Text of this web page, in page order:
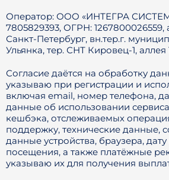
Оператор: ООО «ИНТЕГРА
7805829393, ОГРН: 1267800026559,
Санкт-Петербург, вн.тер.г.
Ульянка, тер. СНТ Кировец-1, аллея
Согласие даётся на обработку
указываю при регистрации и
включая email, номер телефона,
данные об использовании
кешбэка, отслеживаемых
поддержку, технические данные,
данные устройства, браузера,
посещения, а также платёжные
указываю их для получения